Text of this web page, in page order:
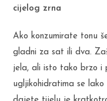
cijelog zrna
Ako konzumirate tonu
gladni za sat ili dva.
jela, ali isto tako brzo i
ugljikohidratima se